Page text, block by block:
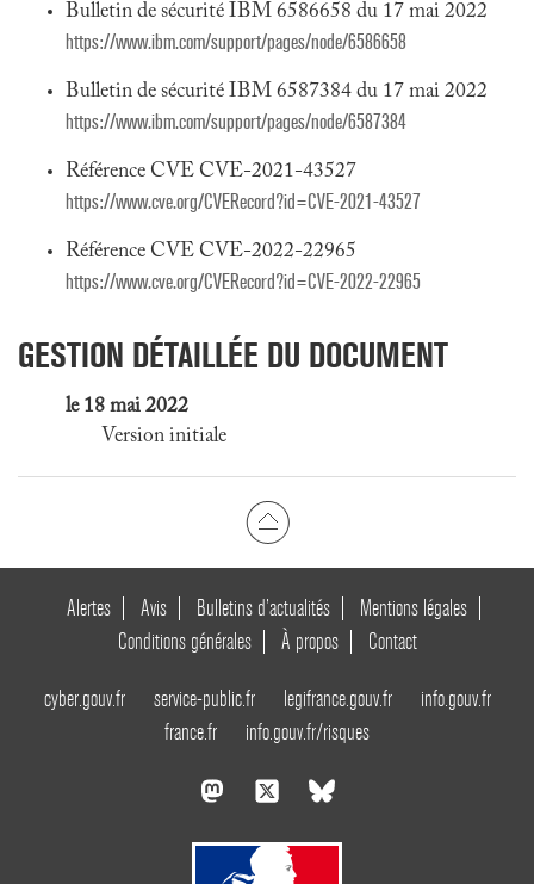
Bulletin de sécurité IBM 6586658 du 17 mai 2022
https://www.ibm.com/support/pages/node/6586658
Bulletin de sécurité IBM 6587384 du 17 mai 2022
https://www.ibm.com/support/pages/node/6587384
Référence CVE CVE-2021-43527
https://www.cve.org/CVERecord?id=CVE-2021-43527
Référence CVE CVE-2022-22965
https://www.cve.org/CVERecord?id=CVE-2022-22965
GESTION DÉTAILLÉE DU DOCUMENT
le 18 mai 2022
Version initiale
Alertes Avis Bulletins d’actualités
Mentions légales
Conditions générales
À propos Contact
cyber.gouv.fr service-public.fr legifrance.gouv.fr
info.gouv.fr
france.fr
info.gouv.fr/risques